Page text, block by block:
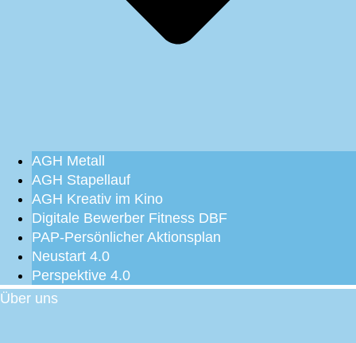
AGH Metall
AGH Stapellauf
AGH Kreativ im Kino
Digitale Bewerber Fitness DBF
PAP-Persönlicher Aktionsplan
Neustart 4.0
Perspektive 4.0
Über uns